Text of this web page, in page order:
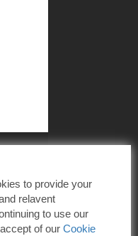
to provide your
relavent
to use our
of our Cookie